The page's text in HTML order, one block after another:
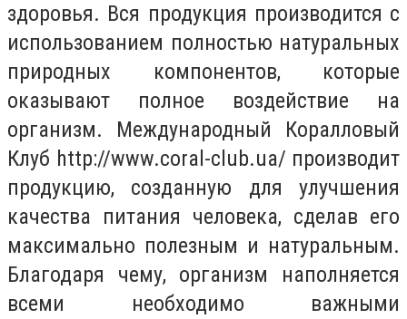
здоровья. Вся продукция производится с
использованием полностью натуральных
природных компонентов, которые
оказывают полное воздействие на
организм. Международный Коралловый
Клуб http://www.coral-club.ua/ производит
продукцию, созданную для улучшения
качества питания человека, сделав его
максимально полезным и натуральным.
Благодаря чему, организм наполняется
всеми необходимо важными